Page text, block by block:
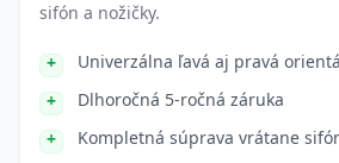
sifón a nožičky.
Univerzálna ľavá aj pravá
Dlhoročná 5-ročná záruka
Kompletná súprava vrátane